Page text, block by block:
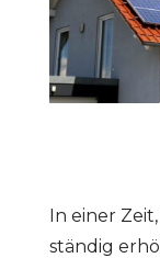
In einer
ständig